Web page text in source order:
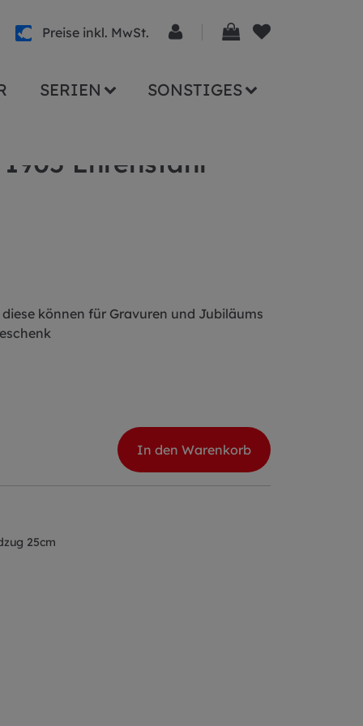
Preise inkl. MwSt.
SERIEN SONSTIGES
Ehrenstahl
können für Gravuren und Jubiläums
In den Warenkorb
25cm